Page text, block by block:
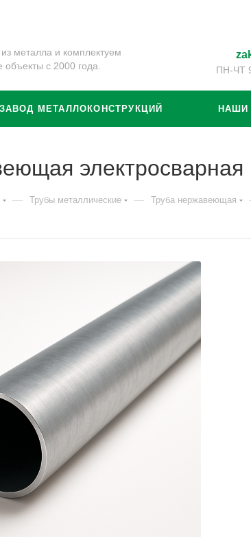
металла и комплектуем
объекты с 2000 года.
ПН-ЧТ
ЗАВОД МЕТАЛЛОКОНСТРУКЦИЙ НАШИ
— Трубы металлические — Труба нержавеющая